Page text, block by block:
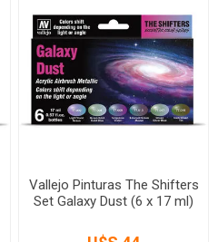
Vallejo Pinturas The Shifters
Set Galaxy Dust (6 x 17 ml)